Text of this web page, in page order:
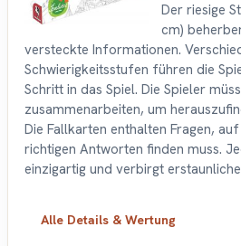
Der riesige
cm)
versteckte Informationen.
Schwierigkeitsstufen führen die
Schritt in das Spiel. Die Spieler
zusammenarbeiten, um
Die Fallkarten enthalten Fragen,
richtigen Antworten finden muss.
einzigartig und verbirgt
Alle Details & Wertung